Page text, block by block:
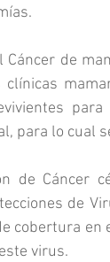
Cáncer de
para lo cual
de Cáncer
de
cobertura en
virus.